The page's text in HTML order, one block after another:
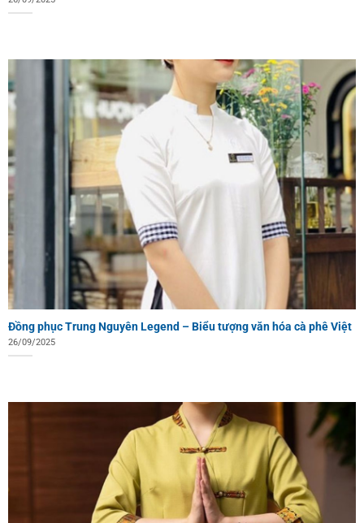
Đồng phục Trung Nguyên Legend – Biểu tượng văn hóa cà phê Việt
26/09/2025